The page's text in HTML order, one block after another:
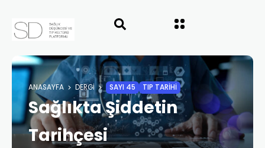
ANASAYFA DERGI SAYI 45 TIP TARİHİ
Sağlıkta Şiddetin
Tarihçesi